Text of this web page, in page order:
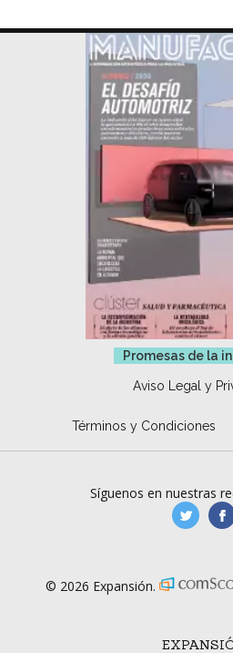
Promesas de la
Aviso Legal y
Términos y Condiciones
Síguenos en nuestras
© 2026 Expansión.